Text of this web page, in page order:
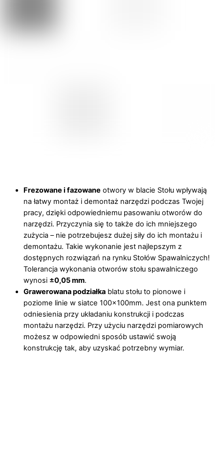
Frezowane i fazowane otwory w blacie Stołu wpływają
na łatwy montaż i demontaż narzędzi podczas Twojej
pracy, dzięki odpowiedniemu pasowaniu otworów do
narzędzi. Przyczynia się to także do ich mniejszego
zużycia – nie potrzebujesz dużej siły do ich montażu i
demontażu. Takie wykonanie jest najlepszym z
dostępnych rozwiązań na rynku Stołów Spawalniczych!
Tolerancja wykonania otworów stołu spawalniczego
wynosi ±0,05 mm.
Grawerowana podziałka blatu stołu to pionowe i
poziome linie w siatce 100x100mm. Jest ona punktem
odniesienia przy układaniu konstrukcji i podczas
montażu narzędzi. Przy użyciu narzędzi pomiarowych
możesz w odpowiedni sposób ustawić swoją
konstrukcję tak, aby uzyskać potrzebny wymiar.